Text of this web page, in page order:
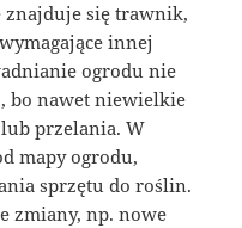
znajduje się trawnik,
innej
ogrodu nie
bo nawet niewielkie
przelania. W
mapy ogrodu,
sprzętu do roślin.
zmiany, np. nowe